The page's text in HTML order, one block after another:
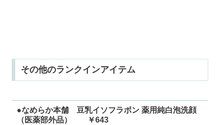
その他のランクインアイテム
●なめらか本舗 豆乳イソフラボン 薬用純白泡洗顔
（医薬部外品） ￥643